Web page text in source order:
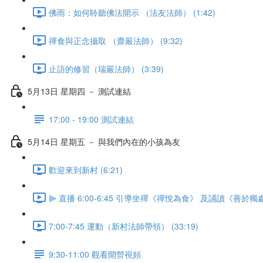
佛雨：如何聆聽佛法開示 （法友法師） (1:42)
禪食與正念攝取 （齋嚴法師） (9:32)
止語的修習（瑞嚴法師） (3:39)
5月13日 星期四 － 測試連結
17:00 - 19:00 測試連結
5月14日 星期五 － 與我們內在的小孩為友
歡迎來到新村 (6:21)
⫸ 直播 6:00-6:45 引導坐禪《禪悅為食》 及誦讀《善於獨
7:00-7:45 運動（新村法師帶領） (33:19)
9:30-11:00 觀看開營視頻